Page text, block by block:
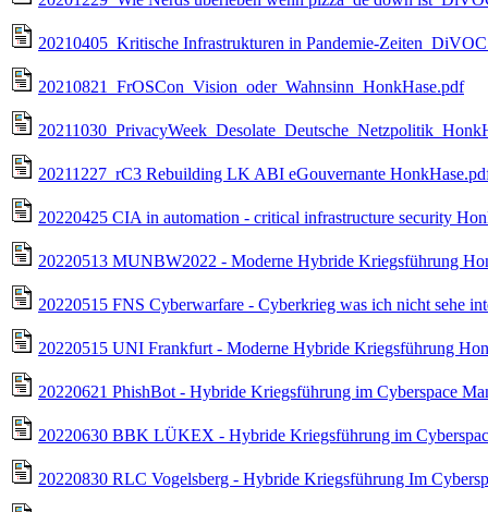
20210405_Kritische Infrastrukturen in Pandemie-
20210821_FrOSCon_Vision_oder_Wahnsinn_HonkHase.pdf
20211227_rC3 Rebuilding LK ABI eGouvernante
20220425 CIA in automation - critical infrastructure security
20220513 MUNBW2022 - Moderne Hybride Kriegsführung
20220515 FNS Cyberwarfare - Cyberkrieg was ich nicht sehe
20220515 UNI Frankfurt - Moderne Hybride Kriegsführung
20220621 PhishBot - Hybride Kriegsführung im Cyberspace
20220630 BBK LÜKEX - Hybride Kriegsführung im
20220830 RLC Vogelsberg - Hybride Kriegsführung Im